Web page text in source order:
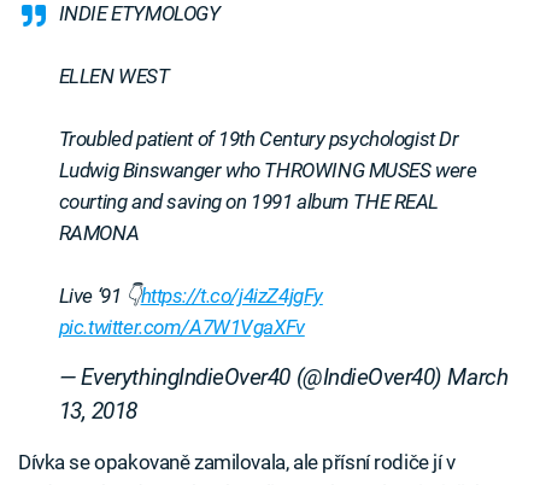
INDIE ETYMOLOGY
ELLEN WEST
Troubled patient of 19th Century psychologist Dr
Ludwig Binswanger who THROWING MUSES were
courting and saving on 1991 album THE REAL
RAMONA
Live ‘91 👇https://t.co/j4izZ4jgFy
pic.twitter.com/A7W1VgaXFv
— EverythingIndieOver40 (@IndieOver40)March
13, 2018
Dívka se opakovaně zamilovala, ale přísní rodiče jí v